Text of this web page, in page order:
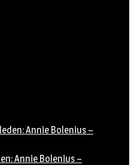
Annie Bolenius –
Annie Bolenius –